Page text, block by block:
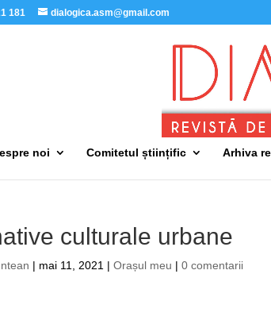
181 dialogica.asm@gmail.com
noi Comitetul științific Arhiva
culturale urbane
| mai 11, 2021 |Orașul meu |0 comentarii